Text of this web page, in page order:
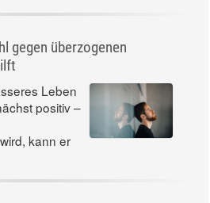
gegen überzogenen
Leben
positiv –
kann er